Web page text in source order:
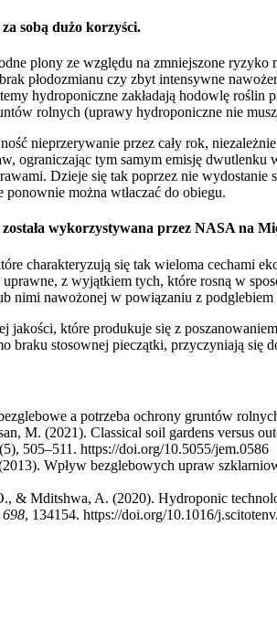
sobą dużo korzyści.
plony ze względu na zmniejszone
płodozmianu czy zbyt intensywne
hydroponiczne zakładają hodowlę
rolnych (uprawy hydroponiczne nie
nieprzerywanie przez cały rok,
ograniczając tym samym emisję
Dzieje się tak poprzez nie
można wtłaczać do obiegu.
wykorzystywana przez NASA na
charakteryzują się tak wieloma cechami
z wyjątkiem tych, które rosną w
nawożonej w powiązaniu z
jakości, które produkuje się z
braku stosownej pieczątki, przyczyniają się
a potrzeba ochrony gruntów
M. (2021). Classical soil gardens versus
(5), 505–511. https://doi.org/10.5055/jem.0586
Wpływ bezglebowych upraw
& Mditshwa, A. (2020). Hydroponic
698, 134154. https://doi.org/10.1016/